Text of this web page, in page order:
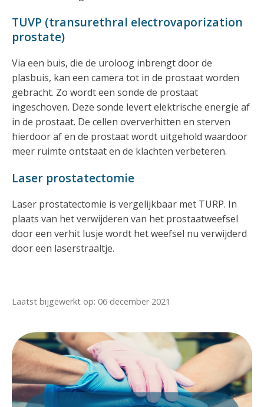
TUVP (transurethral electrovaporization
prostate)
Via een buis, die de uroloog inbrengt door de
plasbuis, kan een camera tot in de prostaat worden
gebracht. Zo wordt een sonde de prostaat
ingeschoven. Deze sonde levert elektrische energie af
in de prostaat. De cellen oververhitten en sterven
hierdoor af en de prostaat wordt uitgehold waardoor
meer ruimte ontstaat en de klachten verbeteren.
Laser prostatectomie
Laser prostatectomie is vergelijkbaar met TURP. In
plaats van het verwijderen van het prostaatweefsel
door een verhit lusje wordt het weefsel nu verwijderd
door een laserstraaltje.
Laatst bijgewerkt op: 06 december 2021